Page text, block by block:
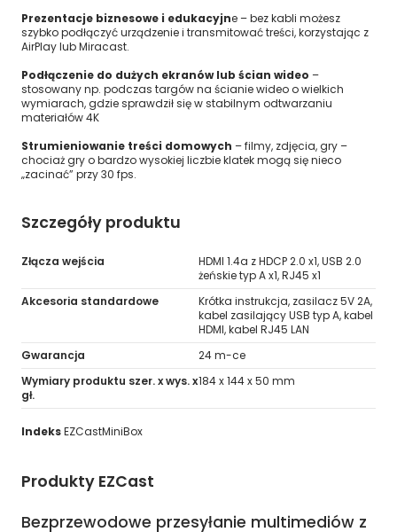
Prezentacje biznesowe i edukacyjne – bez kabli możesz
szybko podłączyć urządzenie i transmitować treści, korzystając z
AirPlay lub Miracast.
Podłączenie do dużych ekranów lub ścian wideo –
stosowany np. podczas targów na ścianie wideo o wielkich
wymiarach, gdzie sprawdził się w stabilnym odtwarzaniu
materiałów 4K
Strumieniowanie treści domowych – filmy, zdjęcia, gry –
chociaż gry o bardzo wysokiej liczbie klatek mogą się nieco
„zacinać” przy 30 fps.
Szczegóły produktu
Złącza wejścia
HDMI 1.4a z HDCP 2.0 x1, USB 2.0
żeńskie typ A x1, RJ45 x1
Akcesoria standardowe
Krótka instrukcja, zasilacz 5V 2A,
kabel zasilający USB typ A, kabel
HDMI, kabel RJ45 LAN
Gwarancja
24 m-ce
Wymiary produktu szer. x wys. x
gł.
184 x 144 x 50 mm
IndeksEZCastMiniBox
Produkty EZCast
Bezprzewodowe przesyłanie multimediów z